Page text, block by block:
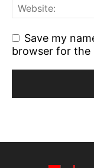
Save my
browser for the